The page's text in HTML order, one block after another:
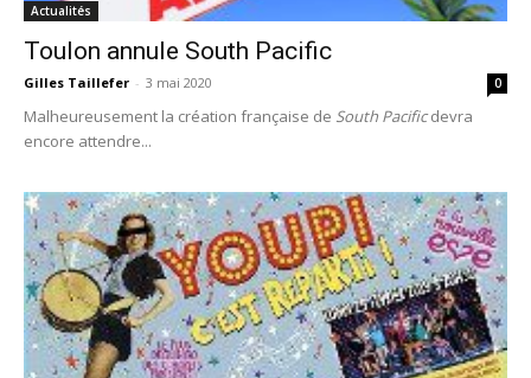
Actualités
Toulon annule South Pacific
Gilles Taillefer - 3 mai 2020 0
Malheureusement la création française de South Pacificdevra
encore attendre...